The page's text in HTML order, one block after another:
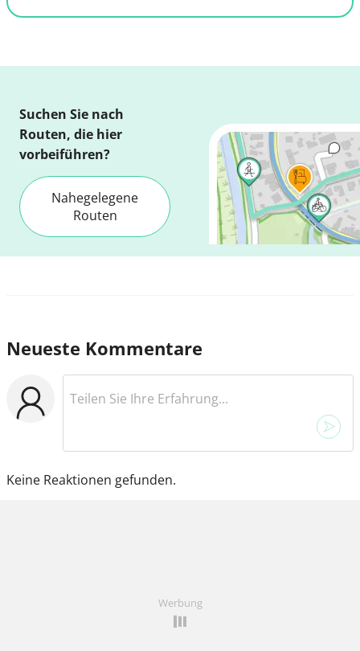
Suchen Sie nach
Routen, die hier
vorbeiführen?
Nahegelegene
Routen
Neueste Kommentare
Keine Reaktionen gefunden.
Werbung